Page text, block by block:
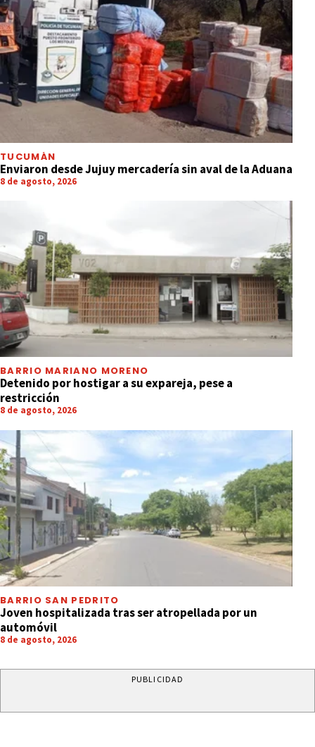
TUCUMÁN
Enviaron desde Jujuy mercadería sin aval de la Aduana
8 de agosto, 2026
BARRIO MARIANO MORENO
Detenido por hostigar a su expareja, pese a
restricción
8 de agosto, 2026
BARRIO SAN PEDRITO
Joven hospitalizada tras ser atropellada por un
automóvil
8 de agosto, 2026
PUBLICIDAD